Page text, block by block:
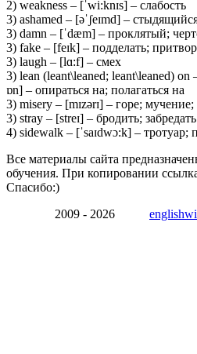
2) weakness – [ˈwi:knɪs] – слабость
3) ashamed – [əˈʃeɪmd] –
3) damn – [ˈdæm] – проклятый;
3) fake – [feɪk] – подделать;
3) laugh – [lɑ:f] – смех
3) lean (leant\leaned; leant\leaned)
ɒn] – опираться на; полагаться на
3) misery – [mɪzərɪ] – горе; мучение;
3) stray – [streɪ] – бродить; забредать
4) sidewalk – [ˈsaɪdwɔ:k] – тротуар;
Все материалы сайта
обучения. При копировании
Спасибо:)
2009 - 2026